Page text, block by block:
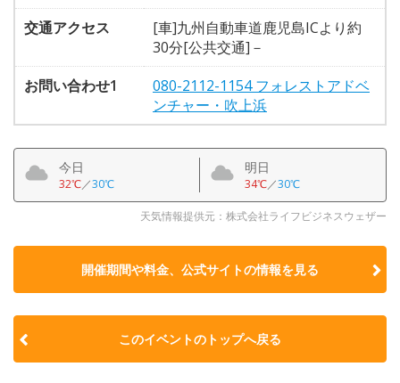
交通アクセス
[車]九州自動車道鹿児島ICより約
30分[公共交通]－
お問い合わせ1
080-2112-1154 フォレストアドベ
ンチャー・吹上浜
今日
32℃／30℃
明日
34℃／30℃
天気情報提供元：株式会社ライフビジネスウェザー
開催期間や料金、公式サイトの情報を見る
このイベントのトップへ戻る